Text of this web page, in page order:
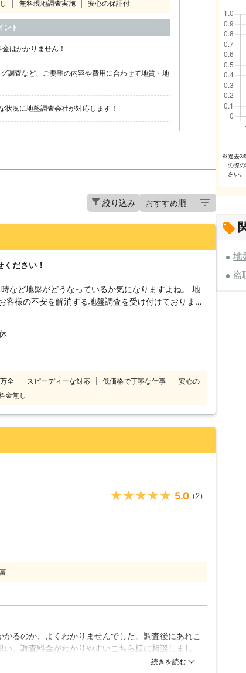
無料現地調査実施 安心の保証付
ント
はかかりません！
調査など、ご要望の内容や費用に合わせて地質・地
況に地盤調査会社が対応します！
絞り込み
ださい！
など地盤がどうなっているか気になりますよね。 地
客様の不安を解消する地盤調査を受け付けておりま
掘寮、補強など
お気軽にお問い合わせください。 すでに建物が
お電話にてお気軽にご相談く
らの調査方法は地層の傾斜を把握することができま
可能です。 ・ボーリング試験 地質や地
することができます。もちろん、液状化の判定も確認
全 スピーディーな対応 低価格で丁寧な仕事
安心の
金無し
★★★★★ 5.0（2）
るのか、よくわかりませんでした。調査後にあれこ
、調査料金がわかりやすいこちら様に相談しまし
解できるまで懇切丁寧に説明してくださる態度に好
続きを読む
※過去3
の際
さい。
地
盗